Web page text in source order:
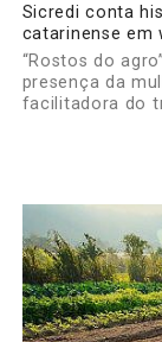
Sicredi conta
catarinense em
“Rostos do
presença da
facilitadora do